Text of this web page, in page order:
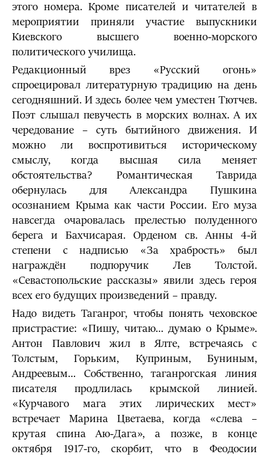
этого номера. Кроме писателей и читателей в
мероприятии приняли участие выпускники
Киевского высшего военно-морского
политического училища.
Редакционный врез «Русский огонь»
спроецировал литературную традицию на день
сегодняшний. И здесь более чем уместен Тютчев.
Поэт слышал певучесть в морских волнах. А их
чередование – суть бытийного движения. И
можно ли воспротивиться историческому
смыслу, когда высшая сила меняет
обстоятельства? Романтическая Таврида
обернулась для Александра Пушкина
осознанием Крыма как части России. Его муза
навсегда очаровалась прелестью полуденного
берега и Бахчисарая. Орденом св. Анны 4-й
степени с надписью «За храбрость» был
награждён подпоручик Лев Толстой.
«Севастопольские рассказы» явили здесь героя
всех его будущих произведений – правду.
Надо видеть Таганрог, чтобы понять чеховское
пристрастие: «Пишу, читаю… думаю о Крыме».
Антон Павлович жил в Ялте, встречаясь с
Толстым, Горьким, Куприным, Буниным,
Андреевым… Собственно, таганрогская линия
писателя продлилась крымской линией.
«Курчавого мага этих лирических мест»
встречает Марина Цветаева, когда «слева –
крутая спина Аю-Дага», а позже, в конце
октября 1917-го, скорбит, что в Феодосии